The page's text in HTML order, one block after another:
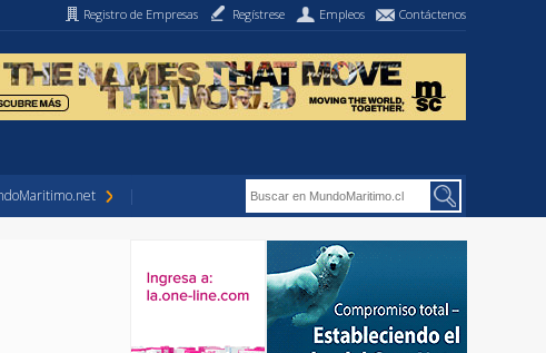
Registro de Empresas Regístrese Empleos Contáctenos